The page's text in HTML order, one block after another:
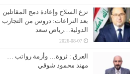
نزع السلاح وإعادة دمج المقاتلين
بعد النزاعات: دروس من التجارب
الدولية…رياض سعد
2026-08-07
العرق : ثروة… وأزمة رواتب …
مهند محمود شوقي